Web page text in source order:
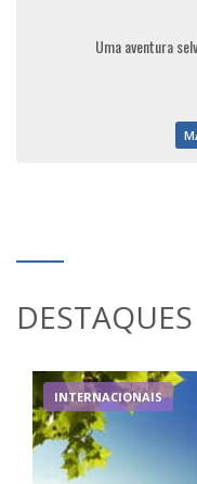
Uma aventura
INTERNACIONAIS